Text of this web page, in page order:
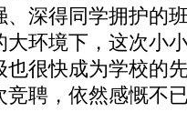
深得同学拥护的
环境下，这次小
也很快成为学校的
竞聘，依然感慨不